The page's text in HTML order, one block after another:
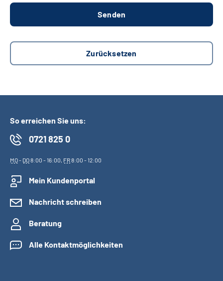
So erreichen Sie uns:
0721 825 0
MO- DO8:00 - 16:00, FR8:00 - 12:00
Mein Kundenportal
Nachricht schreiben
Beratung
Alle Kontaktmöglichkeiten